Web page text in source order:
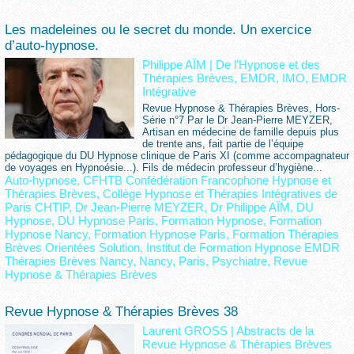
Les madeleines ou le secret du monde. Un exercice
d’auto-hypnose.
Philippe AÏM | De l'Hypnose et des
Thérapies Brèves, EMDR, IMO, EMDR
Intégrative
Revue Hypnose & Thérapies Brèves, Hors-
Série n°7 Par le Dr Jean-Pierre MEYZER,
Artisan en médecine de famille depuis plus
de trente ans, fait partie de l’équipe
pédagogique du DU Hypnose clinique de Paris XI (comme accompagnateur
de voyages en Hypnoésie...). Fils de médecin professeur d’hygiène...
Auto-hypnose, CFHTB Confédération Francophone Hypnose et
Thérapies Brèves, Collège Hypnose et Thérapies Intégratives de
Paris CHTIP, Dr Jean-Pierre MEYZER, Dr Philippe AÏM, DU
Hypnose, DU Hypnose Paris, Formation Hypnose, Formation
Hypnose Nancy, Formation Hypnose Paris, Formation Thérapies
Brèves Orientées Solution, Institut de Formation Hypnose EMDR
Thérapies Brèves Nancy, Nancy, Paris, Psychiatre, Revue
Hypnose & Thérapies Brèves
Revue Hypnose & Thérapies Brèves 38
Laurent GROSS |Abstracts de la
Revue Hypnose & Thérapies Brèves